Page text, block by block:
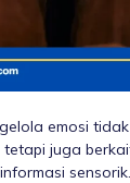
emosi
juga